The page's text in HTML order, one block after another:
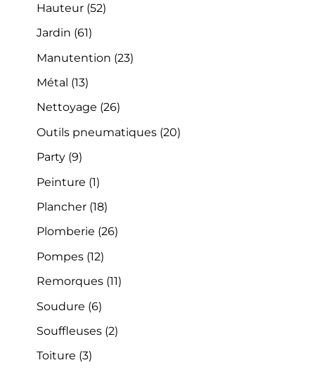
Hauteur (52)
Jardin (61)
Manutention (23)
Métal (13)
Nettoyage (26)
Outils pneumatiques (20)
Party (9)
Peinture (1)
Plancher (18)
Plomberie (26)
Pompes (12)
Remorques (11)
Soudure (6)
Souffleuses (2)
Toiture (3)